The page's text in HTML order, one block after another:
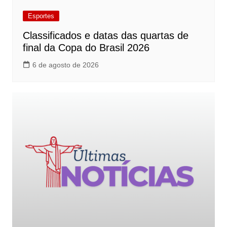
Esportes
Classificados e datas das quartas de
final da Copa do Brasil 2026
6 de agosto de 2026